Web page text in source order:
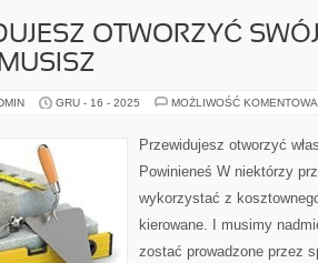
OTWORZYĆ
GRU - 16 - 2025 MOŻLIWOŚĆ
Przewidujesz otworzyć
Powinieneś W niektórzy
wykorzystać z
kierowane. I musimy
zostać prowadzone przez